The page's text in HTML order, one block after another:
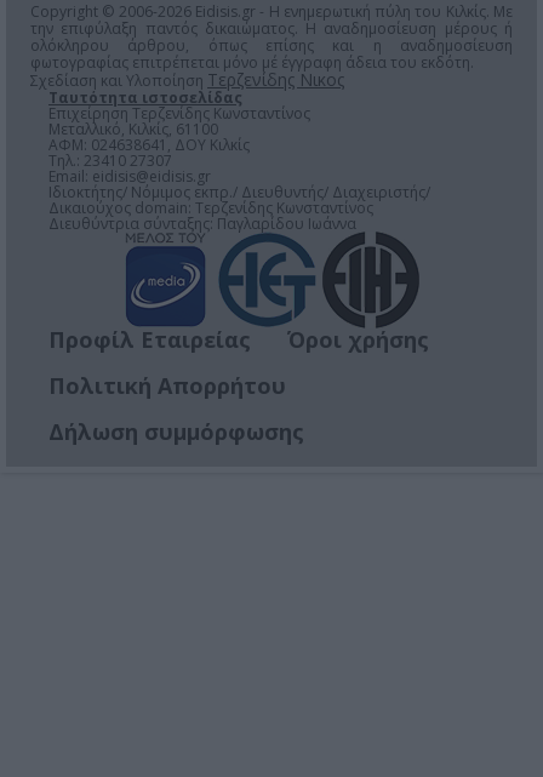
Copyright © 2006-2026 Eidisis.gr - Η ενημερωτική πύλη του Κιλκίς. Με
την επιφύλαξη παντός δικαιώματος. Η αναδημοσίευση μέρους ή
ολόκληρου άρθρου, όπως επίσης και η αναδημοσίευση
φωτογραφίας επιτρέπεται μόνο μέ έγγραφη άδεια του εκδότη.
Σχεδίαση και Υλοποίηση Τερζενίδης Νικος
Ταυτότητα ιστοσελίδας
Επιχείρηση Τερζενίδης Κωνσταντίνος
Μεταλλικό, Κιλκίς, 61100
ΑΦΜ: 024638641, ΔΟΥ Κιλκίς
Τηλ.: 23410 27307
Email: eidisis@eidisis.gr
Ιδιοκτήτης/ Νόμιμος εκπρ./ Διευθυντής/ Διαχειριστής/
Δικαιούχος domain: Τερζενίδης Κωνσταντίνος
Διευθύντρια σύνταξης: Παγλαρίδου Ιωάννα
Προφίλ Εταιρείας
Όροι χρήσης
Πολιτική Απορρήτου
Δήλωση συμμόρφωσης